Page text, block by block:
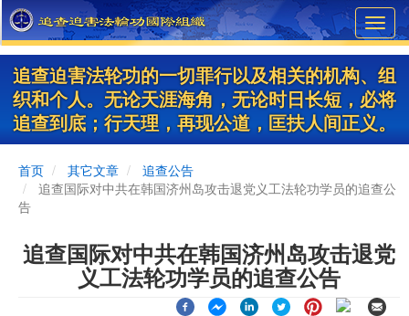
Skip
to
main
content
追查迫害法轮功的一切罪行以及相关的机构、组
织和个人。无论天涯海角，无论时日长短，必将
追查到底；行天理，再现公道，匡扶人间正义。
首页 其它文章
追查公告
追查国际对中共在韩国济州岛攻击退党义工法轮功学员的追查公
告
追查国际对中共在韩国济州岛攻击退党
义工法轮功学员的追查公告